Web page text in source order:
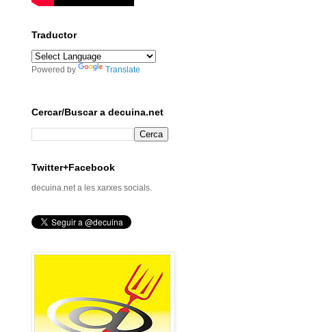
Traductor
Powered by Translate
Cercar/Buscar a decuina.net
Twitter+Facebook
decuina.net a les xarxes socials.